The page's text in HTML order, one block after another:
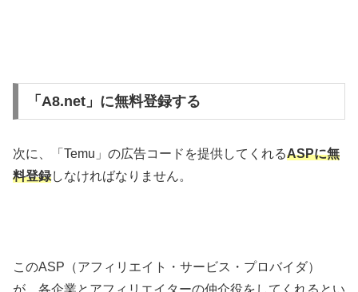
「A8.net」に無料登録する
次に、「Temu」の広告コードを提供してくれるASPに無
料登録しなければなりません。
このASP（アフィリエイト・サービス・プロバイダ）
が、各企業とアフィリエイターの仲介役をしてくれるとい